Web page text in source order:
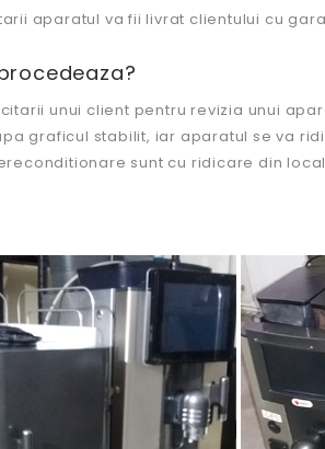
aparatul va fii livrat clientului cu
unui client pentru revizia unui
graficul stabilit, iar aparatul se va
sunt cu ridicare din